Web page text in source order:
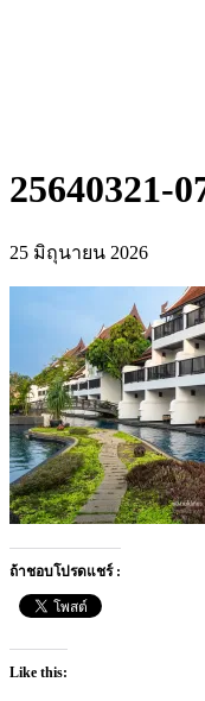
25640321-
25 มิถุนายน 2026
ถ้าชอบโปรดแชร์ :
Like this: